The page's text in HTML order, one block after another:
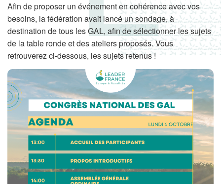
Afin de proposer un événement en cohérence avec vos
besoins, la fédération avait lancé un sondage, à
destination de tous les GAL, afin de sélectionner les sujets
de la table ronde et des ateliers proposés. Vous
retrouverez ci-dessous, les sujets retenus !